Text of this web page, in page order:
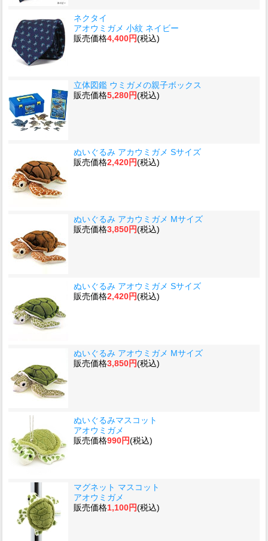
ネクタイ
アオウミガメ 小紋 ネイビー
販売価格4,400円(税込)
立体図鑑 ウミガメの親子ボックス
販売価格5,280円(税込)
ぬいぐるみ アカウミガメ Sサイズ
販売価格2,420円(税込)
ぬいぐるみ アカウミガメ Mサイズ
販売価格3,850円(税込)
ぬいぐるみ アオウミガメ Sサイズ
販売価格2,420円(税込)
ぬいぐるみ アオウミガメ Mサイズ
販売価格3,850円(税込)
ぬいぐるみマスコット
アオウミガメ
販売価格990円(税込)
マグネット マスコット
アオウミガメ
販売価格1,100円(税込)